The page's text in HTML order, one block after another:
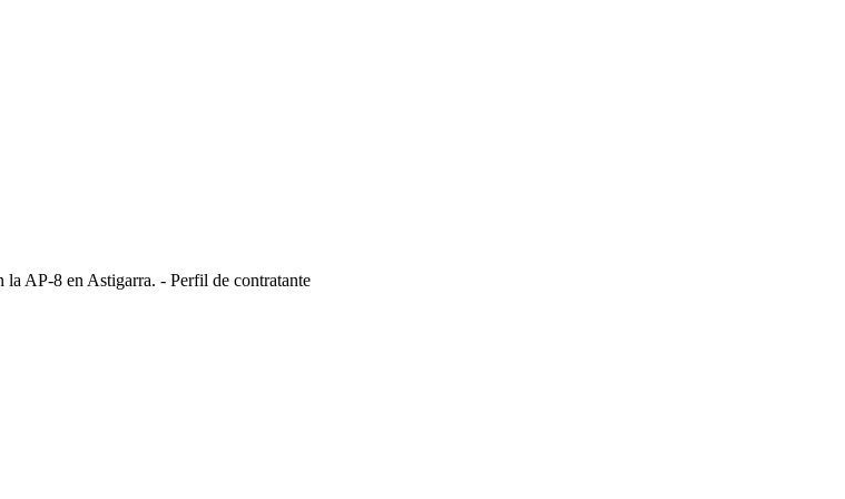
AP-8 en Astigarra. - Perfil de contratante